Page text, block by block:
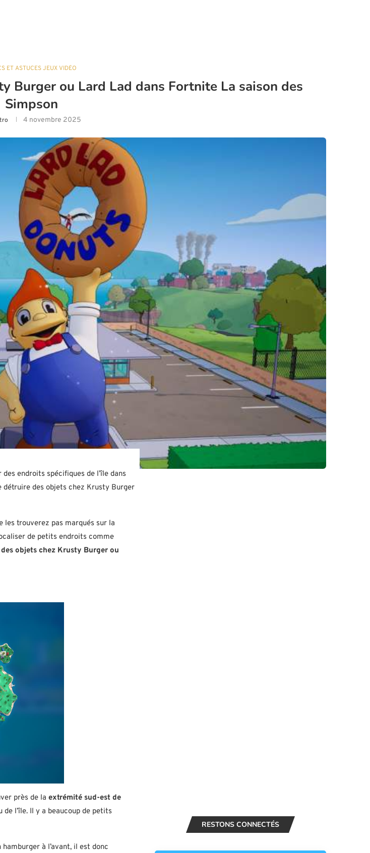
ET ASTUCES JEUX VIDÉO
Burger ou Lard Lad dans Fortnite La saison des
Simpson
4 novembre 2025
endroits spécifiques de l’île dans
détruire des objets chez Krusty Burger
les trouverez pas marqués sur la
de petits endroits comme
objets chez Krusty Burger ou
près de la extrémité sud-est de
de l’île. Il y a beaucoup de petits
à l’avant, il est donc
RESTONS CONNECTÉS